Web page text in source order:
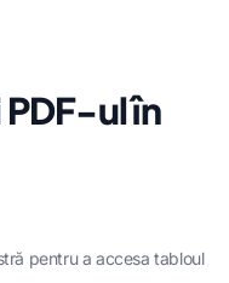
ul în
pentru a accesa tabloul